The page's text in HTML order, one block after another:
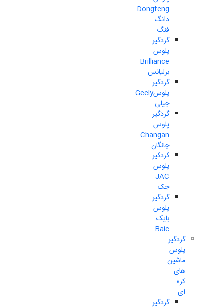
Dongfeng
دانگ
فنگ
گردگیر
پلوس
Brilliance
برلیانس
گردگیر
پلوسGeely
جیلی
گردگیر
پلوس
Changan
چانگان
گردگیر
پلوس
JAC
جک
گردگیر
پلوس
بایک
Baic
گردگیر
پلوس
ماشین
های
کره
ای
گردگیر